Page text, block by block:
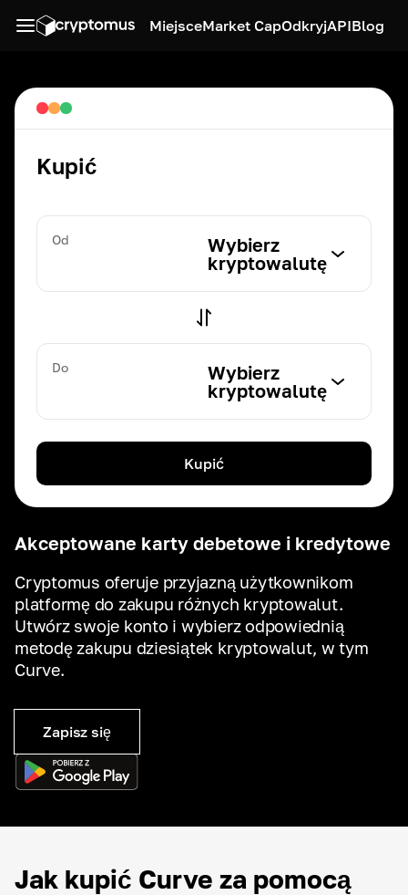
MiejsceMarket CapOdkryjAPIBlog
Akceptowane karty debetowe i kredytowe
Cryptomus oferuje przyjazną użytkownikom
platformę do zakupu różnych kryptowalut.
Utwórz swoje konto i wybierz odpowiednią
metodę zakupu dziesiątek kryptowalut, w tym
Curve.
Zapisz się
Kupić
Od
Wybierz
kryptowalutę
Do
Wybierz
kryptowalutę
Kupić
Jak kupić Curve za pomocą